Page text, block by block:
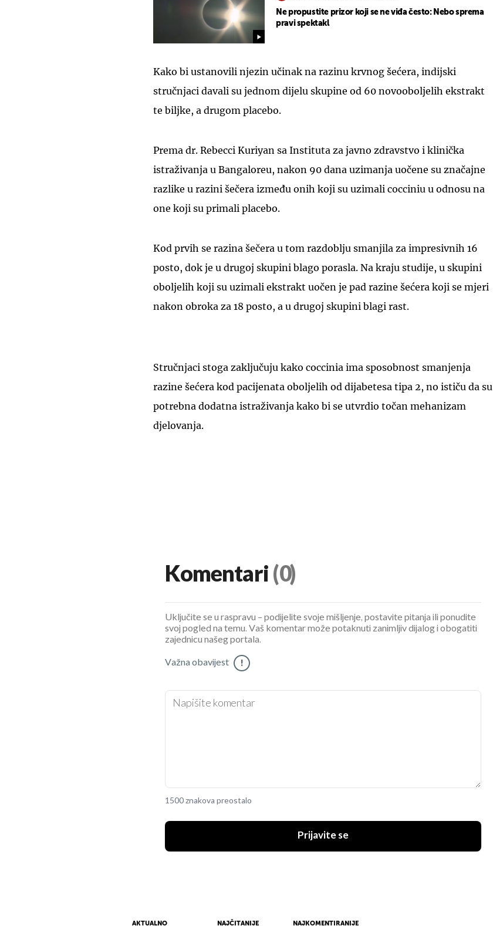
Ne propustite prizor koji se ne viđa često: Nebo sprema
pravi spektakl
Kako bi ustanovili njezin učinak na razinu krvnog šećera, indijski
stručnjaci davali su jednom dijelu skupine od 60 novooboljelih ekstrakt
te biljke, a drugom placebo.
Prema dr. Rebecci Kuriyan sa Instituta za javno zdravstvo i klinička
istraživanja u Bangaloreu, nakon 90 dana uzimanja uočene su značajne
razlike u razini šečera između onih koji su uzimali cocciniu u odnosu na
one koji su primali placebo.
Kod prvih se razina šečera u tom razdoblju smanjila za impresivnih 16
posto, dok je u drugoj skupini blago porasla. Na kraju studije, u skupini
oboljelih koji su uzimali ekstrakt uočen je pad razine šećera koji se mjeri
nakon obroka za 18 posto, a u drugoj skupini blagi rast.
Stručnjaci stoga zaključuju kako coccinia ima sposobnost smanjenja
razine šećera kod pacijenata oboljelih od dijabetesa tipa 2, no ističu da su
potrebna dodatna istraživanja kako bi se utvrdio točan mehanizam
djelovanja.
Komentari (0)
Uključite se u raspravu – podijelite svoje mišljenje, postavite pitanja ili ponudite
svoj pogled na temu. Vaš komentar može potaknuti zanimljiv dijalog i obogatiti
zajednicu našeg portala.
Važna obavijest !
1500 znakova preostalo
Prijavite se
AKTUALNO NAJČITANIJE NAJKOMENTIRANIJE